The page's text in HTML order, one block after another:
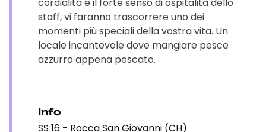
staff, vi faranno trascorrere uno dei
momenti più speciali della vostra vita. Un
locale incantevole dove mangiare pesce
azzurro appena pescato.
Info
SS 16 - Rocca San Giovanni (CH)